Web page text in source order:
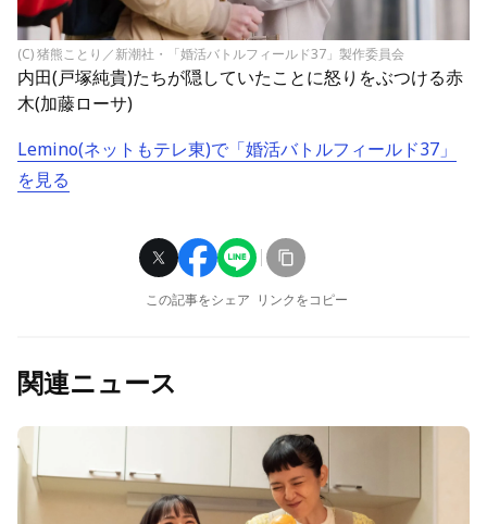
(C) 猪熊ことり／新潮社・「婚活バトルフィールド37」製作委員会
内田(戸塚純貴)たちが隠していたことに怒りをぶつける赤
木(加藤ローサ)
Lemino(ネットもテレ東)で「婚活バトルフィールド37」
を見る
この記事をシェア リンクをコピー
関連ニュース